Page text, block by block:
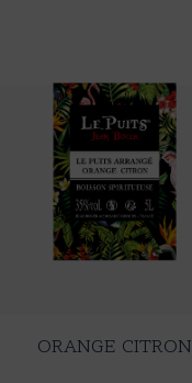
ORANGE CITRON